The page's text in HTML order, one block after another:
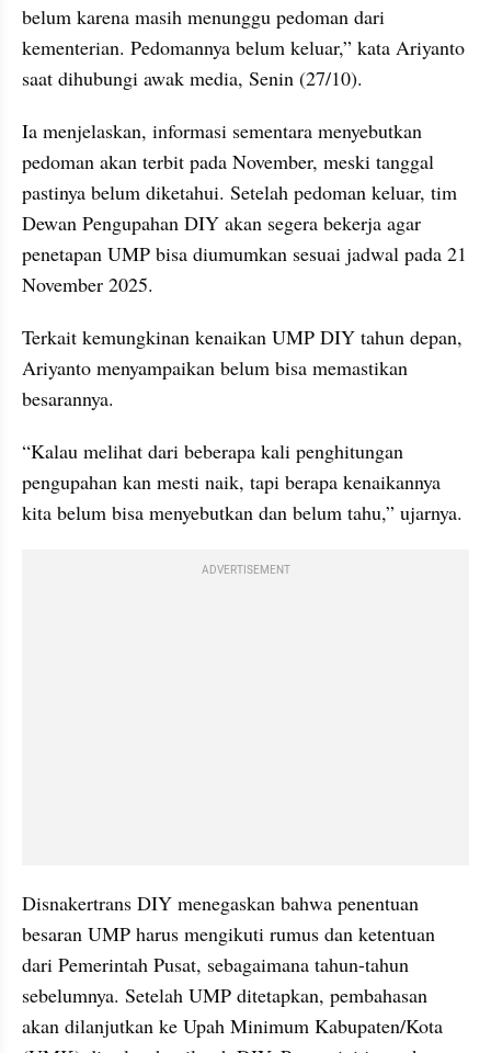
belum karena masih menunggu pedoman dari
kementerian. Pedomannya belum keluar,” kata Ariyanto
saat dihubungi awak media, Senin (27/10).
Ia menjelaskan, informasi sementara menyebutkan
pedoman akan terbit pada November, meski tanggal
pastinya belum diketahui. Setelah pedoman keluar, tim
Dewan Pengupahan DIY akan segera bekerja agar
penetapan UMP bisa diumumkan sesuai jadwal pada 21
November 2025.
Terkait kemungkinan kenaikan UMP DIY tahun depan,
Ariyanto menyampaikan belum bisa memastikan
besarannya.
“Kalau melihat dari beberapa kali penghitungan
pengupahan kan mesti naik, tapi berapa kenaikannya
kita belum bisa menyebutkan dan belum tahu,” ujarnya.
ADVERTISEMENT
Disnakertrans DIY menegaskan bahwa penentuan
besaran UMP harus mengikuti rumus dan ketentuan
dari Pemerintah Pusat, sebagaimana tahun-tahun
sebelumnya. Setelah UMP ditetapkan, pembahasan
akan dilanjutkan ke Upah Minimum Kabupaten/Kota